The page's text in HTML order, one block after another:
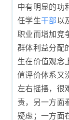
中有明显的功
任学生干部以
职业而增加竞
群体利益分配
生在价值观念
值评价体系又
左右摇摆，很
责，另一方面
疑虑；一方面